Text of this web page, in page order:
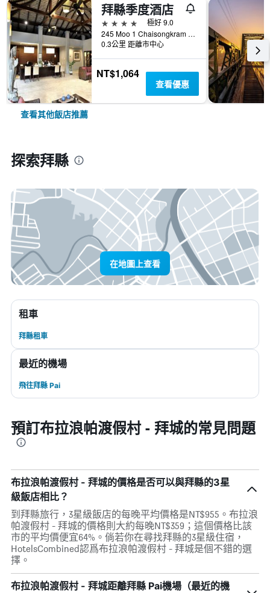
拜縣季度酒店
4星級
極好 9.0
245 Moo 1 Chaisongkram Rd., T. Viengai, 拜縣, 泰國
0.3公里 距離市中心
NT$1,064
查看優惠
查看其他飯店推薦
探索拜縣
在地圖上查看
租車
拜縣租車
最近的機場
飛往拜縣 Pai
預訂布拉浪帕渡假村 - 拜城的常見問題
布拉浪帕渡假村 - 拜城的價格是否可以與拜縣的3星
級飯店相比？
到拜縣旅行，3星級飯店的每晚平均價格是NT$955。布拉浪
帕渡假村 - 拜城的價格則大約每晚NT$359；這個價格比該
市的平均價便宜64%。倘若你在尋找拜縣的3星級住宿，
HotelsCombined認爲布拉浪帕渡假村 - 拜城是個不錯的選
擇。
布拉浪帕渡假村 - 拜城距離拜縣 Pai機場（最近的機